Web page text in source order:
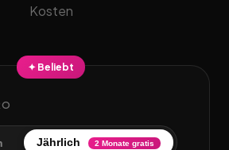
Kosten
✦ Beliebt
Jährlich 2 Monate gratis